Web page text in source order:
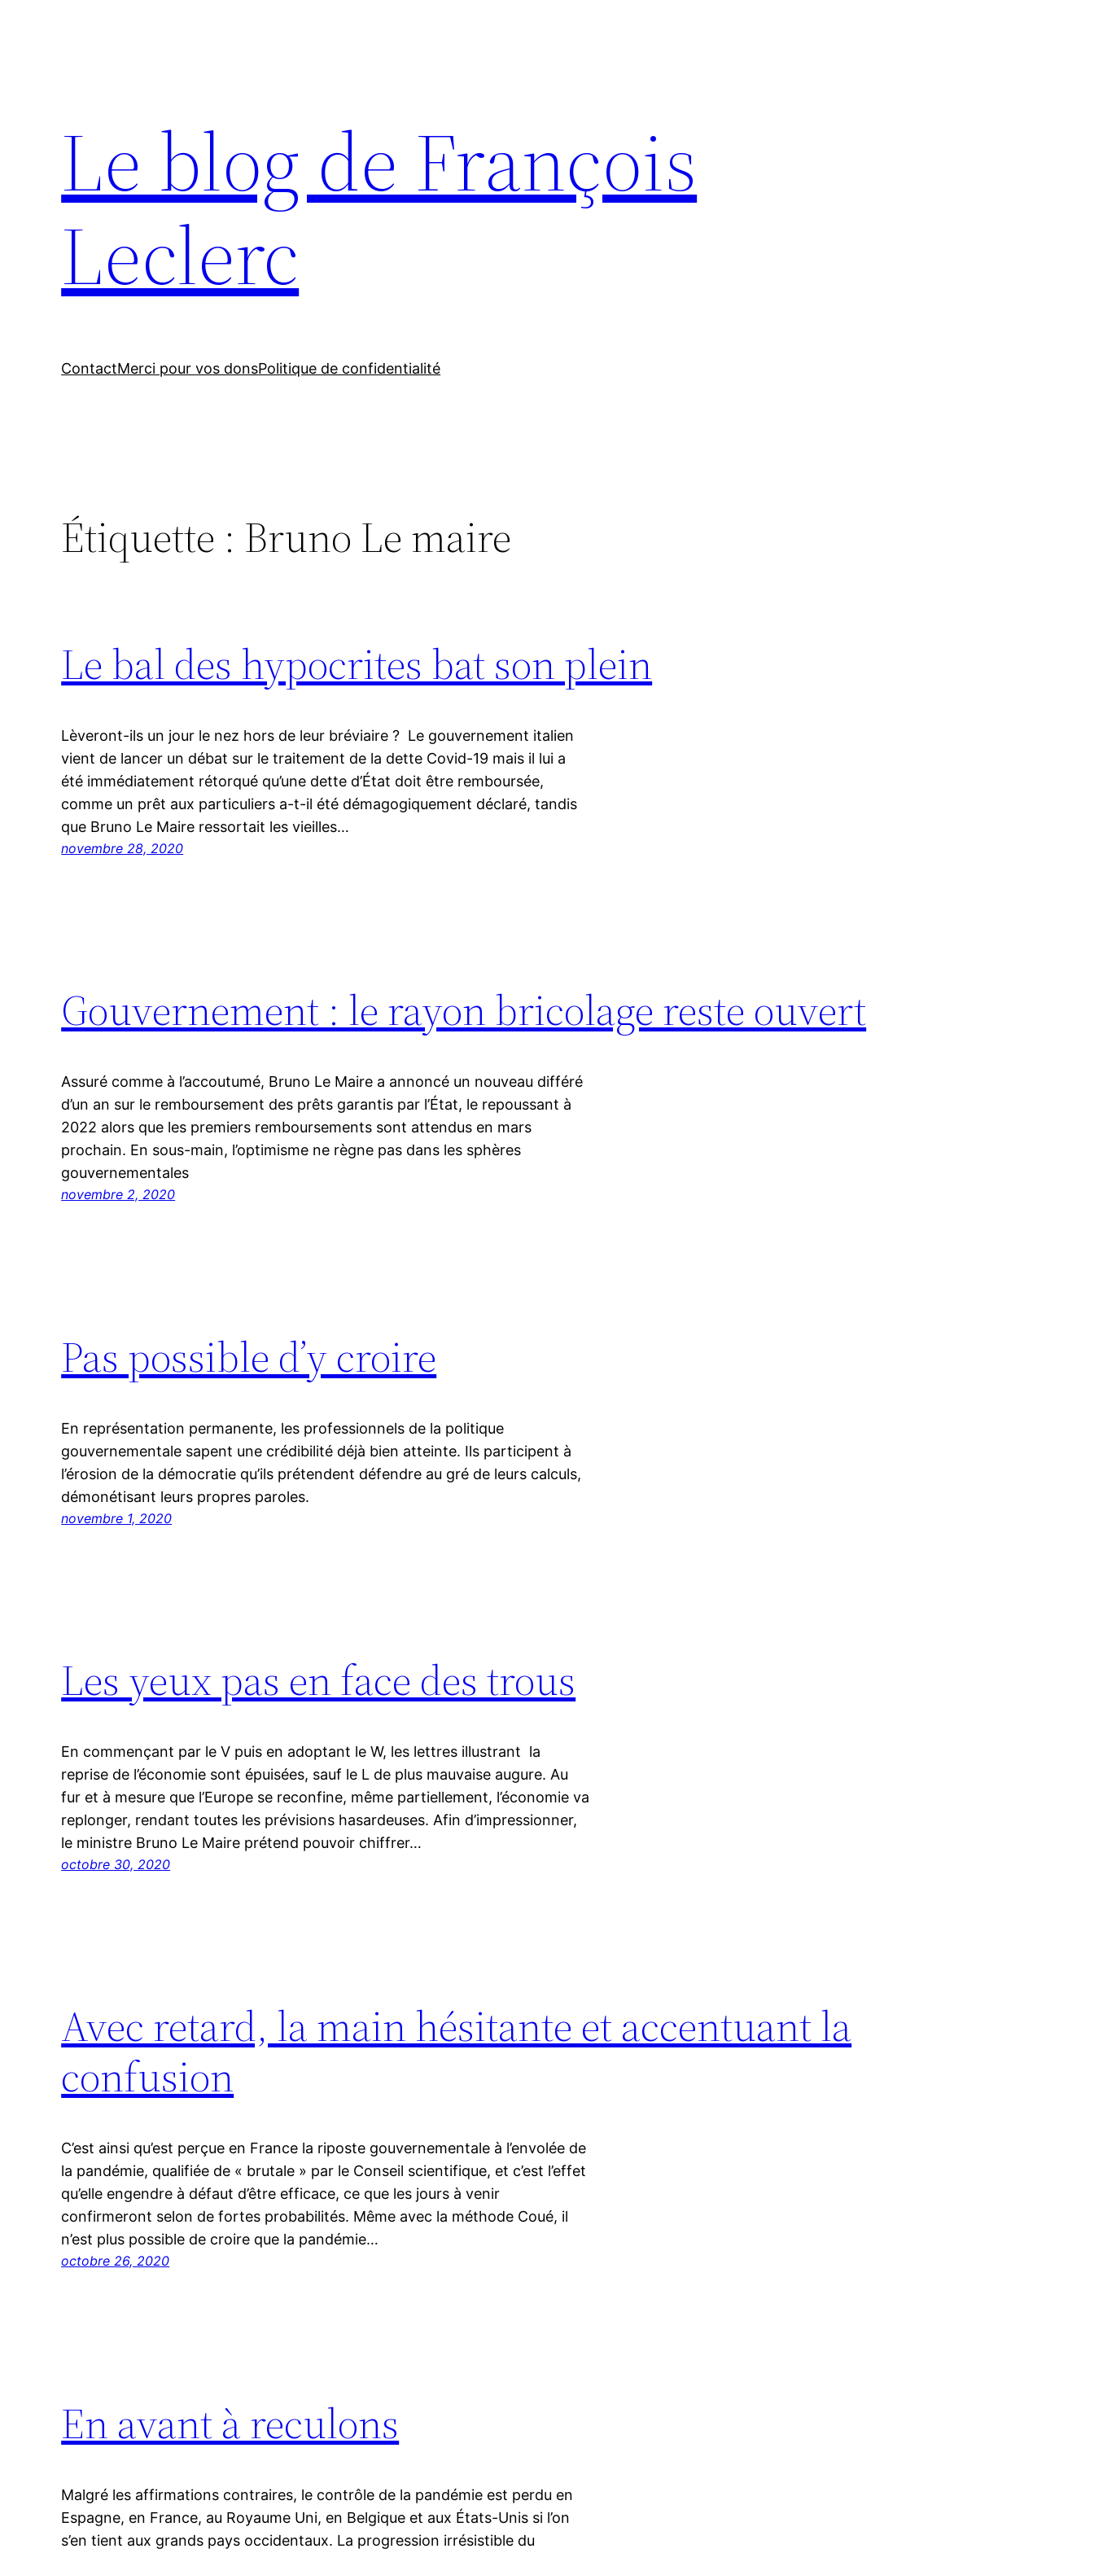
Le blog de François
Leclerc
ContactMerci pour vos donsPolitique de confidentialité
Étiquette : Bruno Le maire
Le bal des hypocrites bat son plein
Lèveront-ils un jour le nez hors de leur bréviaire ? Le gouvernement italien
vient de lancer un débat sur le traitement de la dette Covid-19 mais il lui a
été immédiatement rétorqué qu’une dette d’État doit être remboursée,
comme un prêt aux particuliers a-t-il été démagogiquement déclaré, tandis
que Bruno Le Maire ressortait les vieilles…
novembre 28, 2020
Gouvernement : le rayon bricolage reste ouvert
Assuré comme à l’accoutumé, Bruno Le Maire a annoncé un nouveau différé
d’un an sur le remboursement des prêts garantis par l’État, le repoussant à
2022 alors que les premiers remboursements sont attendus en mars
prochain. En sous-main, l’optimisme ne règne pas dans les sphères
gouvernementales
novembre 2, 2020
Pas possible d’y croire
En représentation permanente, les professionnels de la politique
gouvernementale sapent une crédibilité déjà bien atteinte. Ils participent à
l’érosion de la démocratie qu’ils prétendent défendre au gré de leurs calculs,
démonétisant leurs propres paroles.
novembre 1, 2020
Les yeux pas en face des trous
En commençant par le V puis en adoptant le W, les lettres illustrant la
reprise de l’économie sont épuisées, sauf le L de plus mauvaise augure. Au
fur et à mesure que l’Europe se reconfine, même partiellement, l’économie va
replonger, rendant toutes les prévisions hasardeuses. Afin d’impressionner,
le ministre Bruno Le Maire prétend pouvoir chiffrer…
octobre 30, 2020
Avec retard, la main hésitante et accentuant la
confusion
C’est ainsi qu’est perçue en France la riposte gouvernementale à l’envolée de
la pandémie, qualifiée de « brutale » par le Conseil scientifique, et c’est l’effet
qu’elle engendre à défaut d’être efficace, ce que les jours à venir
confirmeront selon de fortes probabilités. Même avec la méthode Coué, il
n’est plus possible de croire que la pandémie…
octobre 26, 2020
En avant à reculons
Malgré les affirmations contraires, le contrôle de la pandémie est perdu en
Espagne, en France, au Royaume Uni, en Belgique et aux États-Unis si l’on
s’en tient aux grands pays occidentaux. La progression irrésistible du